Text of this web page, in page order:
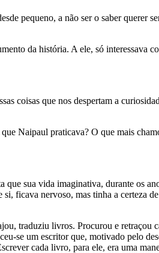
pequeno, a não ser o saber querer
da história. A ele, só interessava
coisas que nos despertam a
Naipaul praticava? O que mais
sua vida imaginativa, durante os
ficava nervoso, mas tinha a certeza
traduziu livros. Procurou e retraçou
se um escritor que, motivado pelo
cada livro, para ele, era uma